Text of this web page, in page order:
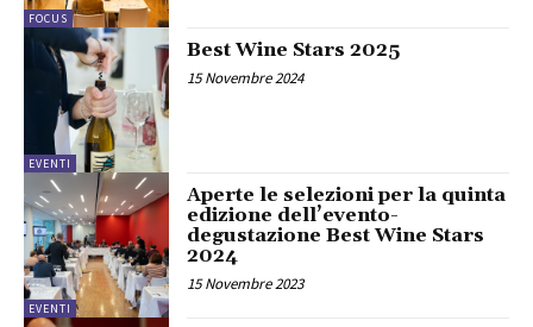
FOCUS
EVENTI
Best Wine Stars 2025
15 Novembre 2024
EVENTI
Aperte le selezioni per la quinta
edizione dell’evento-
degustazione Best Wine Stars
2024
15 Novembre 2023